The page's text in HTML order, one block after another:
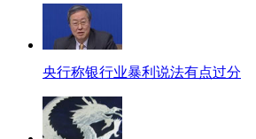
央行称银行业暴利说法有点过分